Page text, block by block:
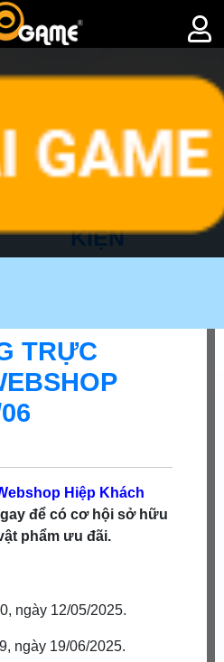
►
KIỆN
TRỰC
Hiệp Khách
để có cơ hội sở hữu
phẩm ưu đãi.
ngày 12/05/2025.
ngày 19/06/2025.